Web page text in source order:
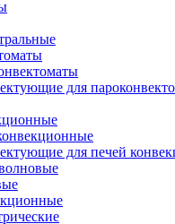
для
для печей